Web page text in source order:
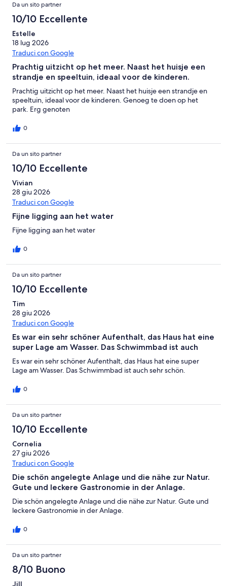
Da un sito partner
10/10 Eccellente
Estelle
18 lug 2026
Traduci con Google
Prachtig uitzicht op het meer. Naast het huisje een
strandje en speeltuin, ideaal voor de kinderen.
Prachtig uitzicht op het meer. Naast het huisje een strandje en
speeltuin, ideaal voor de kinderen. Genoeg te doen op het
park. Erg genoten
0
Da un sito partner
10/10 Eccellente
Vivian
28 giu 2026
Traduci con Google
Fijne ligging aan het water
Fijne ligging aan het water
0
Da un sito partner
10/10 Eccellente
Tim
28 giu 2026
Traduci con Google
Es war ein sehr schöner Aufenthalt, das Haus hat eine
super Lage am Wasser. Das Schwimmbad ist auch
Es war ein sehr schöner Aufenthalt, das Haus hat eine super
Lage am Wasser. Das Schwimmbad ist auch sehr schön.
0
Da un sito partner
10/10 Eccellente
Cornelia
27 giu 2026
Traduci con Google
Die schön angelegte Anlage und die nähe zur Natur.
Gute und leckere Gastronomie in der Anlage.
Die schön angelegte Anlage und die nähe zur Natur. Gute und
leckere Gastronomie in der Anlage.
0
Da un sito partner
8/10 Buono
Jill